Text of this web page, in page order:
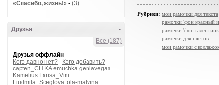
«Спасибо, жизнь!» - (3)
-
Друзья
Все (187)
Друзья оффлайн
Кого давно нет?
Кого добавить?
capten_CHIKA emuchka geniavegas
Kamelius Larisa_Vini
Liudmila_Sceglova lola-malvina
Рубрики: мои рамочки для текста
рамочки 'фон красный
рамочки 'фон
рамочки для постов
мои рамочки с